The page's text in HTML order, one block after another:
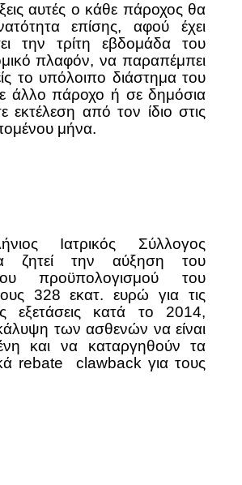
αυτές ο κάθε πάροχος θα
επίσης, αφού έχει
την τρίτη εβδομάδα του
πλαφόν, να παραπέμπει
το υπόλοιπο διάστημα του
άλλο πάροχο ή σε δημόσια
εκτέλεση από τον ίδιο στις
μήνα.
Ιατρικός Σύλλογος
ζητεί την αύξηση του
προϋπολογισμού του
328 εκατ. ευρώ για τις
εξετάσεις κατά το 2014,
των ασθενών να είναι
και να καταργηθούν τα
rebate clawback για τους